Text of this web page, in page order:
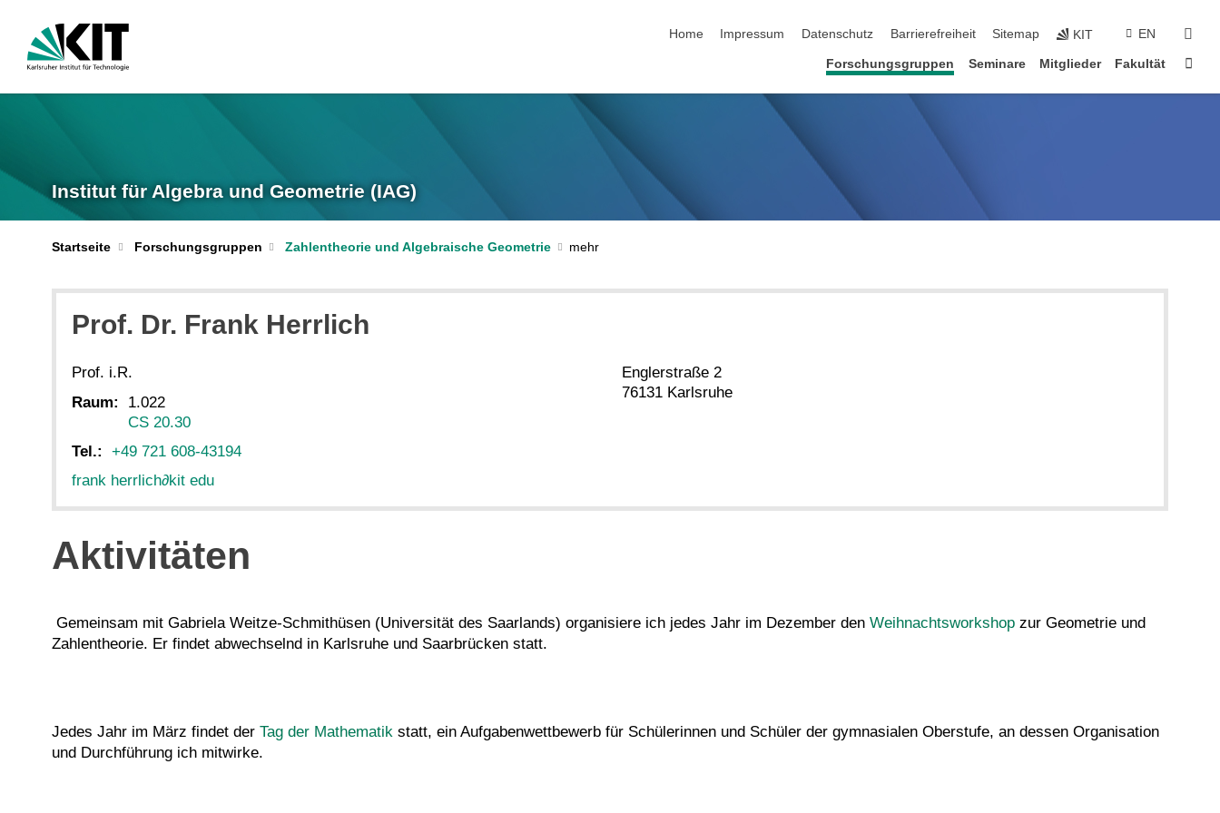
Home
Impressum Datenschutz Barrierefreiheit Sitemap KIT EN
Forschungsgruppen Seminare Mitglieder Fakultät
Institut für Algebra und Geometrie (IAG)
Startseite Forschungsgruppen Zahlentheorie und Algebraische Geometrie
Prof. Dr. Frank Herrlich
Prof. i.R.
Raum:
1.022
CS 20.30
Tel.:
+49 721 608-43194
frank herrlich∂kit edu
Englerstraße 2
76131 Karlsruhe
Aktivitäten
Gemeinsam mit Gabriela Weitze-Schmithüsen (Universität des Saarlands) organisiere ich jedes Jahr im Dezember den Weihnachtsworkshop zur Geometrie und
Zahlentheorie. Er findet abwechselnd in Karlsruhe und Saarbrücken statt.
Jedes Jahr im März findet der Tag der Mathematik statt, ein Aufgabenwettbewerb für Schülerinnen und Schüler der gymnasialen Oberstufe, an dessen Organisation
und Durchführung ich mitwirke.